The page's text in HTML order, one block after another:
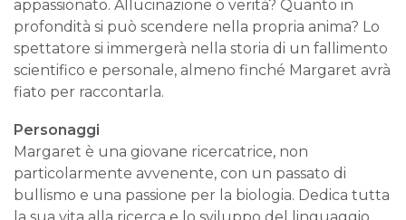
appassionato. Allucinazione o verità? Quanto in
profondità si può scendere nella propria anima? Lo
spettatore si immergerà nella storia di un fallimento
scientifico e personale, almeno finché Margaret avrà
fiato per raccontarla.
Personaggi
Margaret è una giovane ricercatrice, non
particolarmente avvenente, con un passato di
bullismo e una passione per la biologia. Dedica tutta